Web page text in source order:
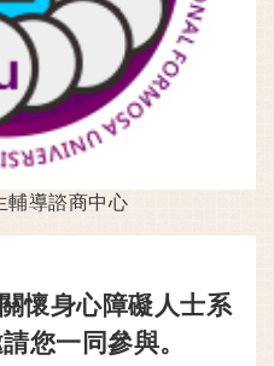
輔導諮商中心
懷身心障礙人士系
您一同參與。